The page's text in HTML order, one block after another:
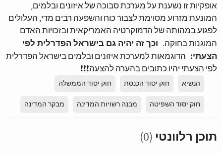
אופקיות זו נשענת על מערכת סבוכה של איזונים ובלמים,
המונעת מזרוע מסוימת לצבור כוח והשפעה רבים מדי, העלולים
לפגוע במהותה של הדמוקרטיה האמריקאית ובזכויות האדם
המוגנות בחוקה. וכך זה יהיה גם בישראל הפדרלית לפי
הצעתי: הדוגמאות למערכת איזונים ובלמים בישראל הפדרלית
לפי הצעתי יהיו כתובים בהערה להצעה❗️❗️❗️
הנשיא חוק יסוד הכנסת חוק יסוד הממשלה
חוק יסוד השפיטה מבנה רשויות המדינה מבקר המדינה
תוכן רלוונטי (0)